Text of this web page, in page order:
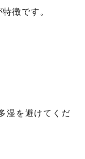
徴です。
湿を避けてくだ